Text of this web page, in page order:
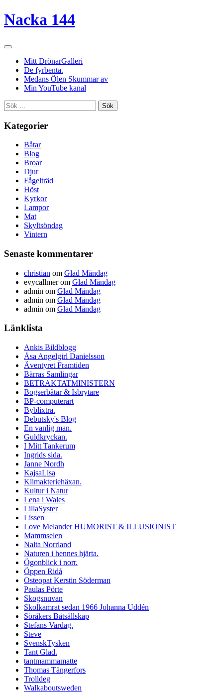
Nacka 144
Mitt DrönarGalleri
De fyrbenta.
Medans Ölen Skummar av
Min YouTube kanal
Sök
efter:
Kategorier
Båtar
Blog
Broar
Djur
Fågelträd
Höst
Kyrkor
Lampor
Mat
Skyltsöndag
Vintern
Senaste kommentarer
christian om Glad Måndag
evycallmerom Glad Måndag
admin om Glad Måndag
admin om Glad Måndag
admin om Glad Måndag
Länklista
Ankis Bildblogg
Åsa Angelgirl Danielsson
Äventyret Framtiden
Bärras Samlingar
BETRAKTATMINISTERN
Bogserbåtar & Isbrytare
BP-computerart
Byblixtra.
Debutsky's Blog
En vanlig man.
Guldkryckan.
I Mitt Tankerum
Ingrids sida.
Janne Nordh
KajsaLisa
Klimakteriehäxan.
Kultur i Natur
Lena i Wales
LillaSyster
Lissen
Love Melander HUMORIST & ILLUSIONIST
Mammselen
Nalta Norrland
Naturen i hennes hjärta.
Ögonblick i norr.
Öppen Ridå
Osteopat Kerstin Söderman
Paulas Pörte
Skogsnuvan
Skolkamrat sedan 1966 Johanna Uddén
Söråkers Båtsällskap
Stefans Vardag.
Steve
SvenskTysken
Tant Glad.
tantmammamatte
Thomas Tängerfors
Trolldeg
Walkaboutsweden